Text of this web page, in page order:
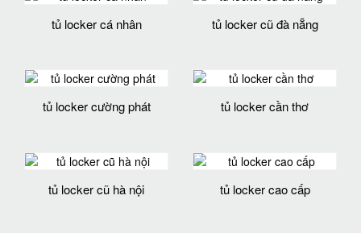
tủ locker cá nhân tủ locker cũ đà nẵng
tủ locker cường phát tủ locker cần thơ
tủ locker cũ hà nội tủ locker cao cấp